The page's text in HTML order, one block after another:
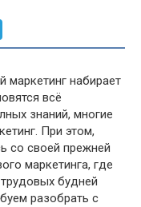
маркетинг набирает
всё
знаний, многие
При этом,
со своей прежней
маркетинга, где
будней
разобрать с